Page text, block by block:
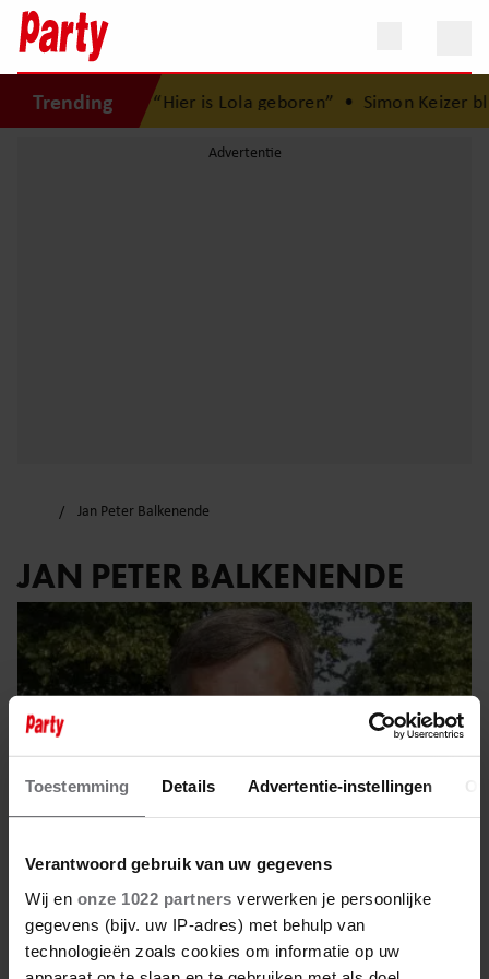
Toestemming Details Advertentie-instellingen
Verantwoord gebruik van uw gegevens
Wij en onze 1022 partners verwerken je persoonlijke
gegevens (bijv. uw IP-adres) met behulp van
technologieën zoals cookies om informatie op uw
TrendingBrood: “Hier is Lola geboren”•Simon Keizer
Jan Peter Balkenende
JAN PETER BALKENENDE
7 mei 2026